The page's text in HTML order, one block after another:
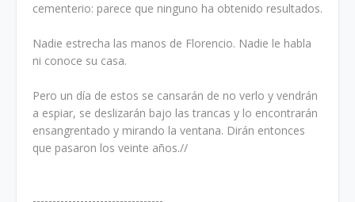
cementerio: parece que ninguno ha obtenido resultados.
Nadie estrecha las manos de Florencio. Nadie le habla
ni conoce su casa.
Pero un día de estos se cansarán de no verlo y vendrán
a espiar, se deslizarán bajo las trancas y lo encontrarán
ensangrentado y mirando la ventana. Dirán entonces
que pasaron los veinte años.//